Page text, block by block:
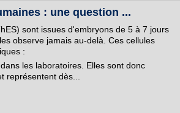
: une question ...
sont issues d'embryons de 5 à 7 jours
observe jamais au-delà. Ces cellules
:
les laboratoires. Elles sont donc
représentent dès...